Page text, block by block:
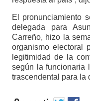
El pronunciamiento
delegada para
Carreño, hizo la
organismo electoral
legitimidad de la
según la funcionaria
trascendental para la